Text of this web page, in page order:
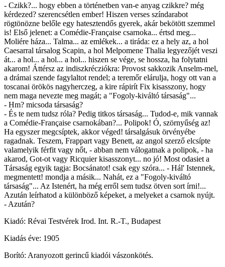
- Czikk?... hogy ebben a történetben van-e anyag czikkre? még
kérdezed? szerencsétlen ember! Hiszen verses színdarabot
rögtönözne belőle egy hatesztendős gyerek, akár bekötött szemmel
is! Első jelenet: a Comédie-Française csarnoka... értsd meg...
Moliére háza... Talma... az emlékek... a tiráda: ez a hely az, a hol
Caesarral társalog Scapin, a hol Melpomene Thalia legyezőjét veszi
át... a hol... a hol... a hol... hiszen se vége, se hossza, ha folytatni
akarom! Áttérsz az indiszkrécziókra: Provost sakkozik Anselm-mel,
a drámai szende fagylaltot rendel; a teremőr elárulja, hogy ott van a
toscanai örökös nagyherczeg, a kire rápirít Fix kisasszony, hogy
nem maga nevezte meg magát; a "Fogoly-kiváltó társaság"...
- Hm? micsoda társaság?
- És te nem tudsz róla? Pedig titkos társaság... Tudod-e, mik vannak
a Comédie-Française csarnokában?... Polipok! Ó, szörnyűség az!
Ha egyszer megcsíptek, akkor véged! társalgásuk örvényébe
ragadnak. Teszem, Frappart vagy Benett, az angol szerző elcsípte
valamelyik férfit vagy nőt, - abban nem válogatnak a polipok, - ha
akarod, Got-ot vagy Ricquier kisasszonyt... no jó! Most odasiet a
Társaság egyik tagja: Bocsánatot! csak egy szóra... - Hál' Istennek,
megmentett! mondja a másik... Nahát, ez a "Fogoly-kiváltó
társaság"... Az Istenért, ha még erről sem tudsz ötven sort írni!...
Azután leírhatod a különböző képeket, a melyeket a csarnok nyújt.
- Azután?
Kiadó: Révai Testvérek Irod. Int. R.-T., Budapest
Kiadás éve: 1905
Borító: Aranyozott gerincű kiadói vászonkötés.